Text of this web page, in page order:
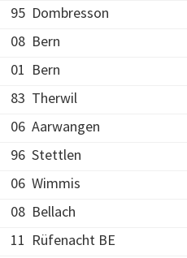
95 Dombresson
08 Bern
01 Bern
83 Therwil
06 Aarwangen
96 Stettlen
06 Wimmis
08 Bellach
11 Rüfenacht BE